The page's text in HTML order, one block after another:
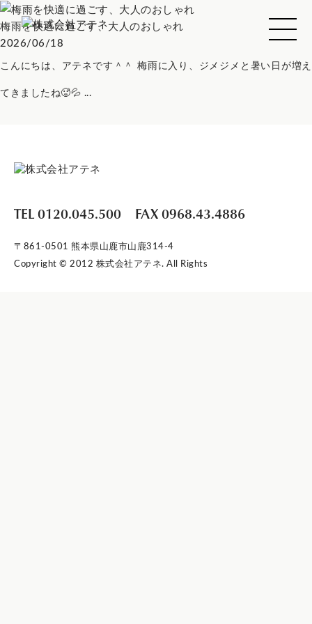
梅雨を快適に過ごす、大人のおしゃれ
2026/06/18
こんにちは、アテネです＾＾ 梅雨に入り、ジメジメと暑い日が増え
てきましたね🥵💦 ...
TEL 0120.045.500 FAX 0968.43.4886
〒861-0501 熊本県山鹿市山鹿314-4
Copyright © 2012 株式会社アテネ. All Rights